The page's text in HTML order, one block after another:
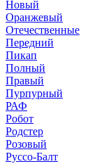
Новый
Оранжевый
Отечественные
Передний
Пикап
Полный
Правый
Пурпурный
РАФ
Робот
Родстер
Розовый
Руссо-Балт